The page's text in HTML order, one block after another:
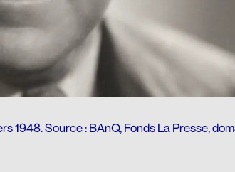
1948. Source : BAnQ, Fonds La Presse,